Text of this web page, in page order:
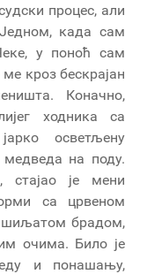
процес, али
када сам
у поноћ сам
кроз бескрајан
Коначно,
ходника са
осветљену
на поду.
стајао је мени
са црвеном
шиљатом брадом,
очима. Било је
и понашању,